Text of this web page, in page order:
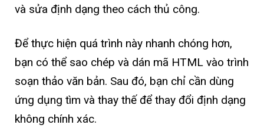
và sửa định dạng theo cách thủ công.
Để thực hiện quá trình này nhanh chóng hơn,
bạn có thể sao chép và dán mã HTML vào trình
soạn thảo văn bản. Sau đó, bạn chỉ cần dùng
ứng dụng tìm và thay thế để thay đổi định dạng
không chính xác.